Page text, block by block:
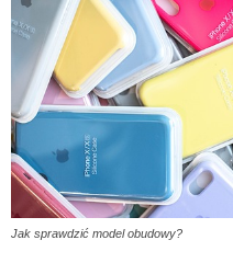
Jak sprawdzić model obudowy?